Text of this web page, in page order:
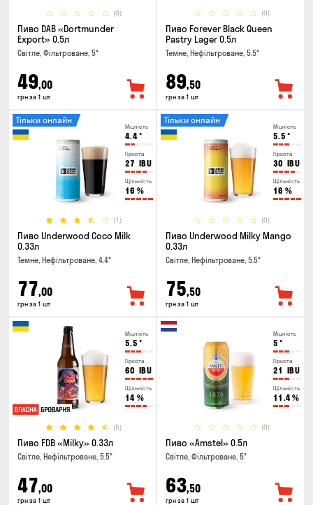
(0)
Пиво DAB «Dortmunder
Export» 0.5л
Світле, Фільтроване, 5°
49,00
грн за 1 шт
(0)
Пиво Forever Black Queen
Pastry Lager 0.5л
Темне, Нефільтроване, 5.5°
89,50
грн за 1 шт
Міцність
4.4°
Гіркота
27 IBU
Щільність
16 %
(1)
Тільки онлайн
Пиво Underwood Coco Milk
0.33л
Темне, Нефільтроване, 4.4°
77,00
грн за 1 шт
Міцність
5.5 °
Гіркота
30 IBU
Щільність
16 %
(0)
Тільки онлайн
Пиво Underwood Milky Mango
0.33л
Світле, Нефільтроване, 5.5°
75,50
грн за 1 шт
Міцність
5.5 °
Гіркота
60 IBU
Щільність
14 %
(5)
Пиво FDB «Milky» 0.33л
Світле, Нефільтроване, 5.5°
47,00
грн за 1 шт
Міцність
5 °
Гіркота
21 IBU
Щільність
11.4%
(0)
Пиво «Amstel» 0.5л
Світле, Фільтроване, 5°
63,50
грн за 1 шт